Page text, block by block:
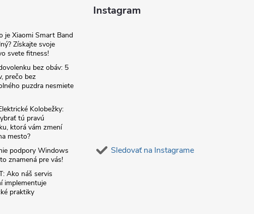
je Xiaomi Smart Band
Získajte svoje
svete fitness!
bez obáv: 5
prečo bez
puzdra nesmiete
Kolobežky:
tú pravú
ktorá vám zmení
mesto?
podpory Windows
znamená pre vás!
Ako náš servis
implementuje
praktiky
Instagram
Sledovať na Instagrame